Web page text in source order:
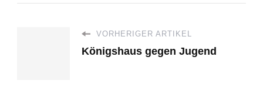
VORHERIGER ARTIKEL
Königshaus gegen Jugend